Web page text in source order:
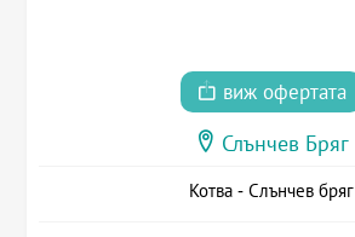
виж офертата
Слънчев Бряг
Котва - Слънчев бряг